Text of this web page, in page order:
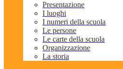
Presentazione
I luoghi
I numeri della scuola
Le persone
Le carte della scuola
Organizzazione
La storia